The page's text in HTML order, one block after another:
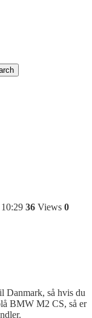
36 Views 0
Danmark, så hvis du
BMW M2 CS, så er